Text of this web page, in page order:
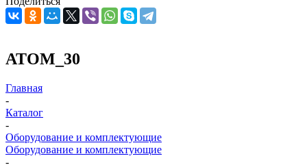
ATOM_30
Главная
-
Каталог
-
Оборудование и комплектующие
Оборудование и комплектующие
-